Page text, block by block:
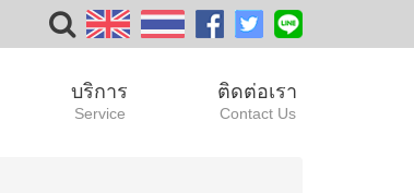
บริการ
Service
ติดต่อเรา
Contact Us